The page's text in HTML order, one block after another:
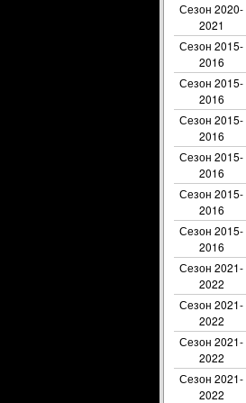
Сезон 2020-
2021
Сезон 2015-
2016
Сезон 2015-
2016
Сезон 2015-
2016
Сезон 2015-
2016
Сезон 2015-
2016
Сезон 2015-
2016
Сезон 2021-
2022
Сезон 2021-
2022
Сезон 2021-
2022
Сезон 2021-
2022